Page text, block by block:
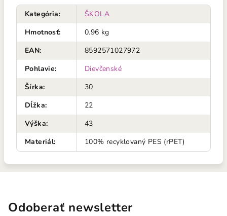
Kategória:
ŠKOLA
Hmotnosť:
0.96 kg
EAN:
8592571027972
Pohlavie:
Dievčenské
Šírka:
30
Dĺžka:
22
Výška:
43
Materiál: 100% recyklovaný PES (rPET)
Odoberať newsletter